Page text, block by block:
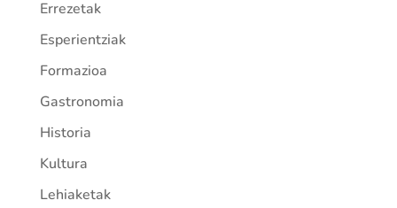
Errezetak
Esperientziak
Formazioa
Gastronomia
Historia
Kultura
Lehiaketak